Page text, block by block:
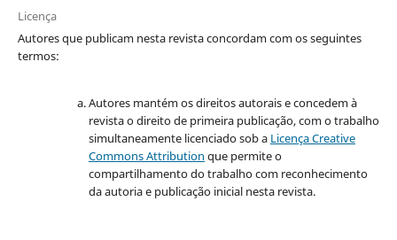
Licença
Autores que publicam nesta revista concordam com os seguintes
termos:
Autores mantém os direitos autorais e concedem à
revista o direito de primeira publicação, com o trabalho
simultaneamente licenciado sob a Licença Creative
Commons Attribution que permite o
compartilhamento do trabalho com reconhecimento
da autoria e publicação inicial nesta revista.